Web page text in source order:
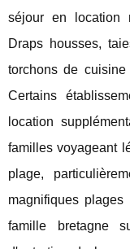
séjour en location
Draps housses,
torchons de
Certains
location
familles voyageant
plage,
magnifiques
famille bretagne